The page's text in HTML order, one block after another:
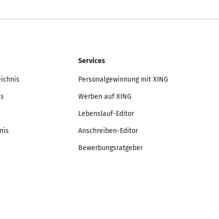
Services
Personalgewinnung mit XING
Werben auf XING
Lebenslauf-Editor
Anschreiben-Editor
Bewerbungsratgeber